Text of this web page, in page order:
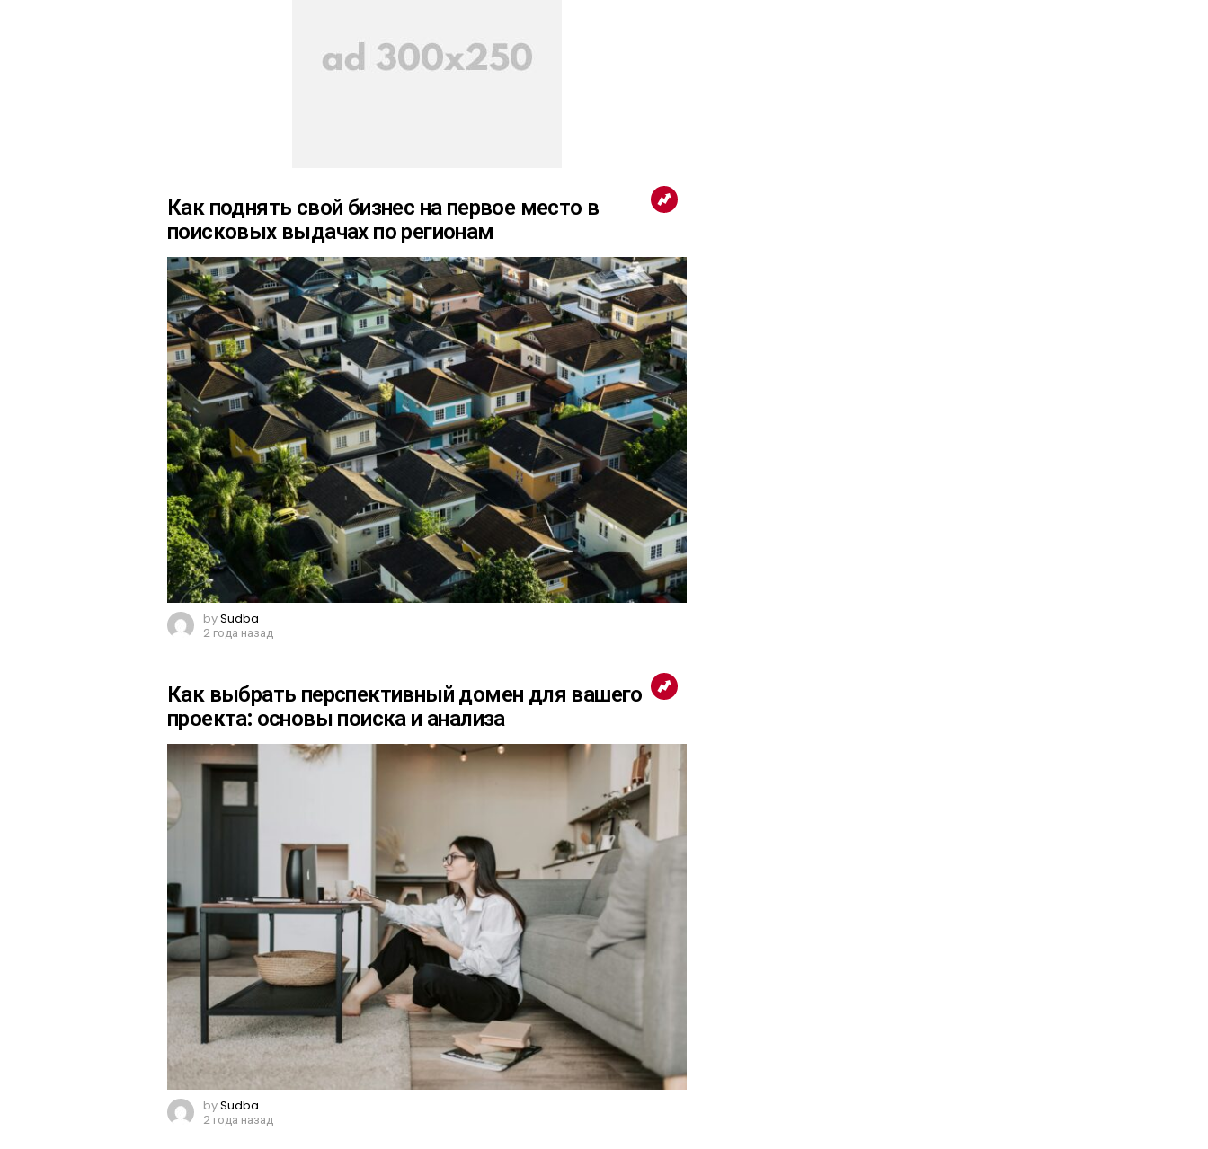
Как поднять свой бизнес на первое место в
поисковых выдачах по регионам
bySudba
2 года назад
Как выбрать перспективный домен для вашего
проекта: основы поиска и анализа
bySudba
2 года назад